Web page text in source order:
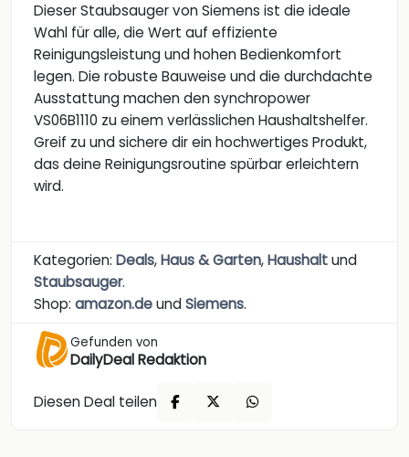
Dieser Staubsauger von Siemens ist die ideale
Wahl für alle, die Wert auf effiziente
Reinigungsleistung und hohen Bedienkomfort
legen. Die robuste Bauweise und die durchdachte
Ausstattung machen den synchropower
VS06B1110 zu einem verlässlichen Haushaltshelfer.
Greif zu und sichere dir ein hochwertiges Produkt,
das deine Reinigungsroutine spürbar erleichtern
wird.
Kategorien: Deals,Haus & Garten,Haushaltund
Staubsauger.
Shop: amazon.deundSiemens.
Gefunden von
DailyDeal Redaktion
Diesen Deal teilen